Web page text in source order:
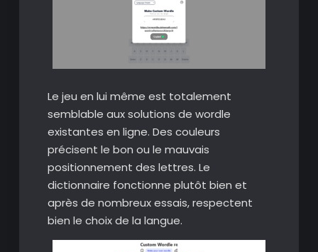
Le jeu en lui même est totalement
semblable aux solutions de wordle
existantes en ligne. Des couleurs
précisent le bon ou le mauvais
positionnement des lettres. Le
dictionnaire fonctionne plutôt bien et
après de nombreux essais, respectent
bien le choix de la langue.